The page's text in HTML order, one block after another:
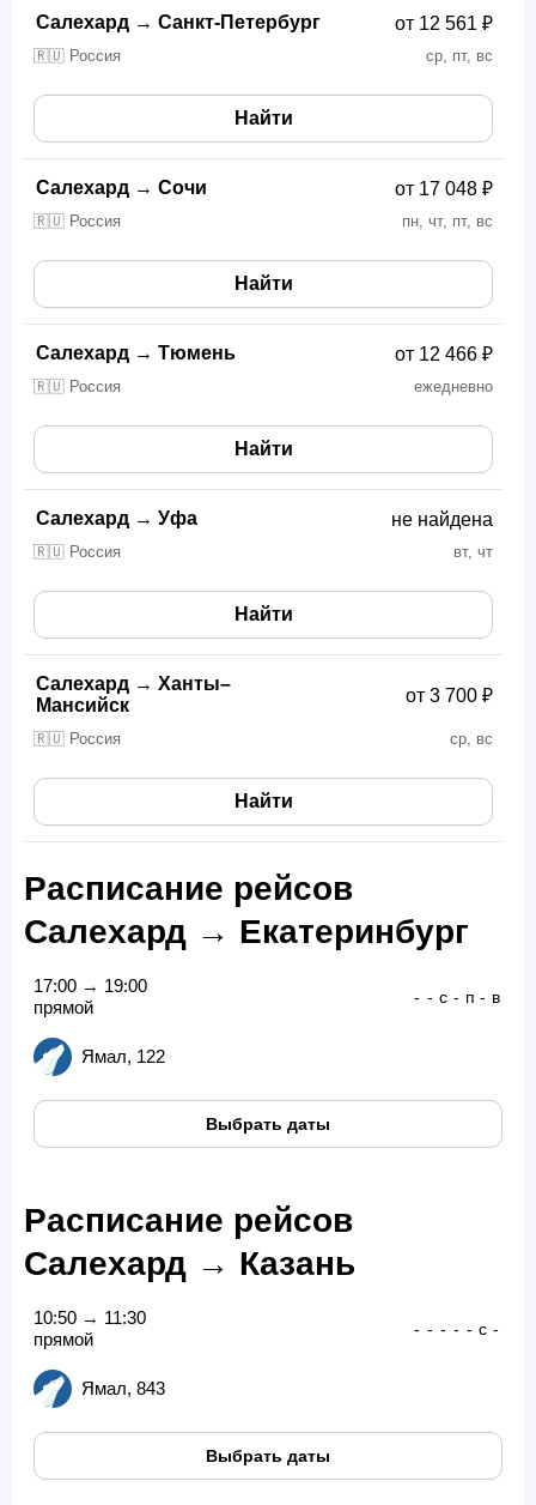
Салехард → Санкт-Петербург
🇷🇺 Россия ср, пт, вс
от 12 561 ₽
Найти
Салехард → Сочи
🇷🇺 Россия пн, чт, пт, вс
от 17 048 ₽
Найти
Салехард → Тюмень
🇷🇺 Россия ежедневно
от 12 466 ₽
Найти
Салехард → Уфа
🇷🇺 Россия вт, чт
не найдена
Найти
Салехард → Ханты–
Мансийск
🇷🇺 Россия ср, вс
от 3 700 ₽
Найти
Расписание рейсов
Салехард → Екатеринбург
17:00 → 19:00
прямой
Ямал, 122
- - с - п - в
Выбрать даты
Расписание рейсов
Салехард → Казань
10:50 → 11:30
прямой
Ямал, 843
- - - - - с -
Выбрать даты